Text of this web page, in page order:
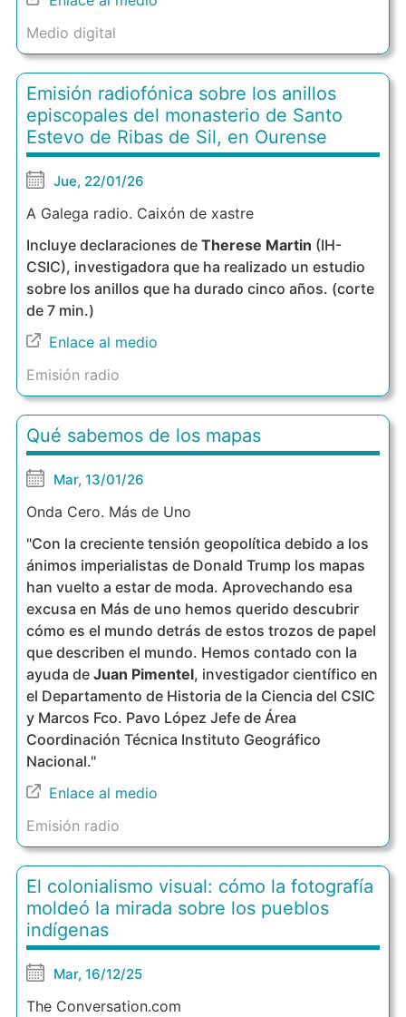
Medio digital
Emisión radiofónica sobre los anillos
episcopales del monasterio de Santo
Estevo de Ribas de Sil, en Ourense
Jue, 22/01/26
A Galega radio. Caixón de xastre
Incluye declaraciones de Therese Martin (IH-
CSIC), investigadora que ha realizado un estudio
sobre los anillos que ha durado cinco años. (corte
de 7 min.)
Enlace al medio
Emisión radio
Qué sabemos de los mapas
Mar, 13/01/26
Onda Cero. Más de Uno
"Con la creciente tensión geopolítica debido a los
ánimos imperialistas de Donald Trump los mapas
han vuelto a estar de moda. Aprovechando esa
excusa en Más de uno hemos querido descubrir
cómo es el mundo detrás de estos trozos de papel
que describen el mundo. Hemos contado con la
ayuda de Juan Pimentel, investigador científico en
el Departamento de Historia de la Ciencia del CSIC
y Marcos Fco. Pavo López Jefe de Área
Coordinación Técnica Instituto Geográfico
Nacional."
Enlace al medio
Emisión radio
El colonialismo visual: cómo la fotografía
moldeó la mirada sobre los pueblos
indígenas
Mar, 16/12/25
The Conversation.com